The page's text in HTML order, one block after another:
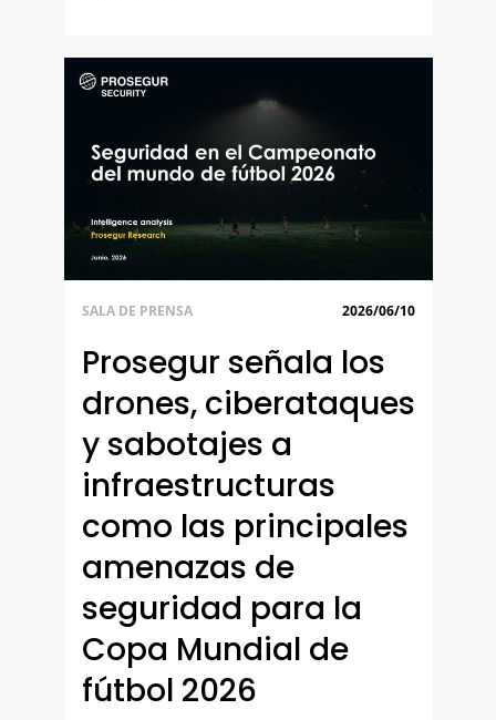
SALA DE PRENSA 2026/06/10
Prosegur señala los
drones, ciberataques
y sabotajes a
infraestructuras
como las principales
amenazas de
seguridad para la
Copa Mundial de
fútbol 2026